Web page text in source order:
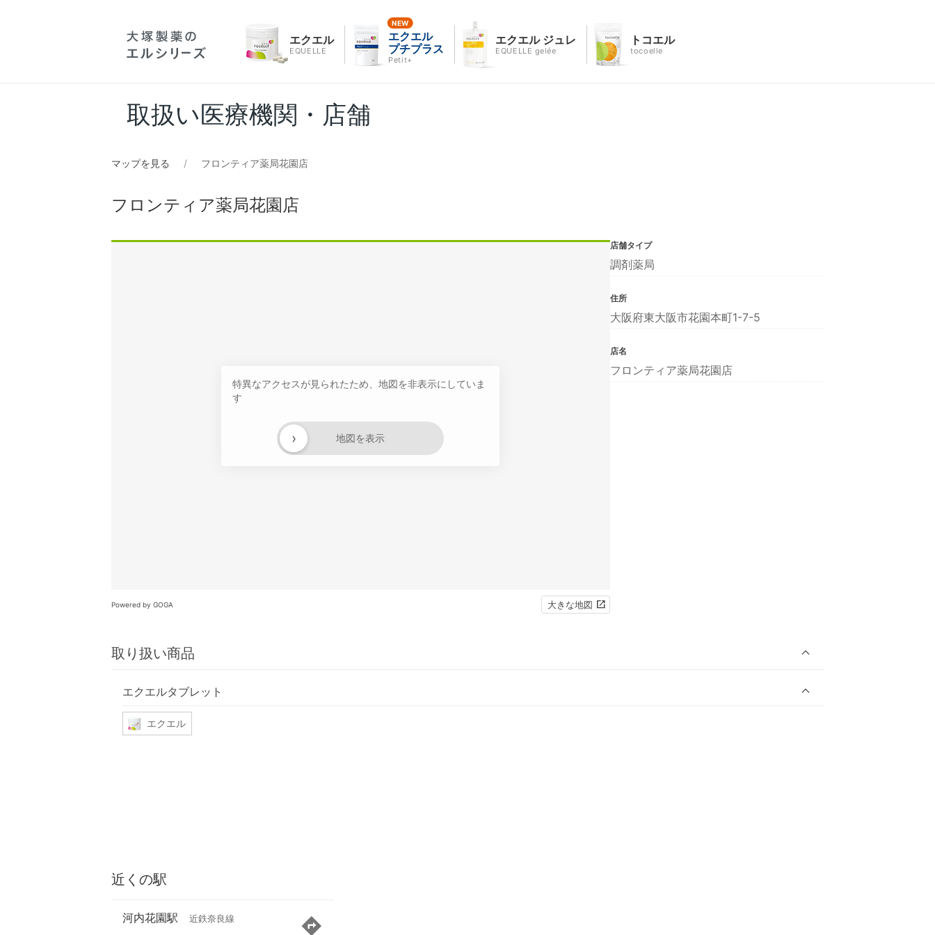
エクエル
EQUELLE
エクエル
プチプラス
Petit+
エクエル ジュレ
EQUELLE gelée
トコエル
tocoelle
取扱い医療機関・店舗
マップを見る フロンティア薬局花園店
フロンティア薬局花園店
特異なアクセスが見られたため、地図を非表示にしていま
す
地図を表示
›
Powered by GOGA 大きな地図
取り扱い商品
エクエルタブレット
エクエル
店舗タイプ
調剤薬局
住所
大阪府東大阪市花園本町1-7-5
店名
フロンティア薬局花園店
近くの駅
河内花園駅 近鉄奈良線